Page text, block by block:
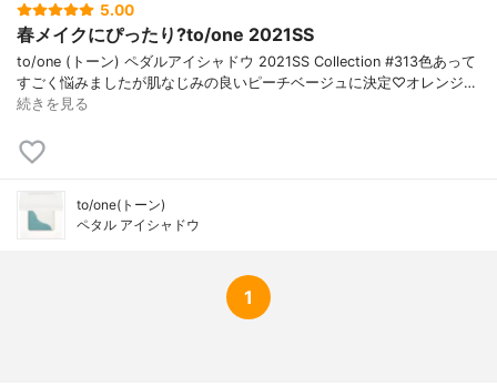
5.00
春メイクにぴったり?to/one 2021SS
to/one (トーン) ペダルアイシャドウ 2021SS Collection #313色あって
すごく悩みましたが肌なじみの良いピーチベージュに決定♡オレンジ…
続きを見る
to/one(トーン)
ペタル アイシャドウ
1